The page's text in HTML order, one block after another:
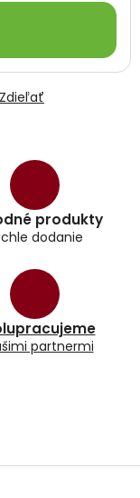
produkty
dodanie
partnermi
Zdieľať